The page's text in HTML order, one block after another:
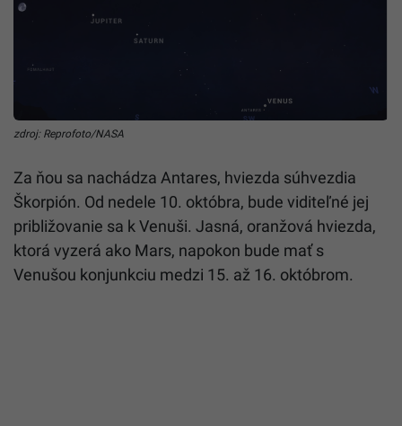
zdroj: Reprofoto/NASA
Za ňou sa nachádza Antares, hviezda súhvezdia
Škorpión. Od nedele 10. októbra, bude viditeľné jej
približovanie sa k Venuši. Jasná, oranžová hviezda,
ktorá vyzerá ako Mars, napokon bude mať s
Venušou konjunkciu medzi 15. až 16. októbrom.